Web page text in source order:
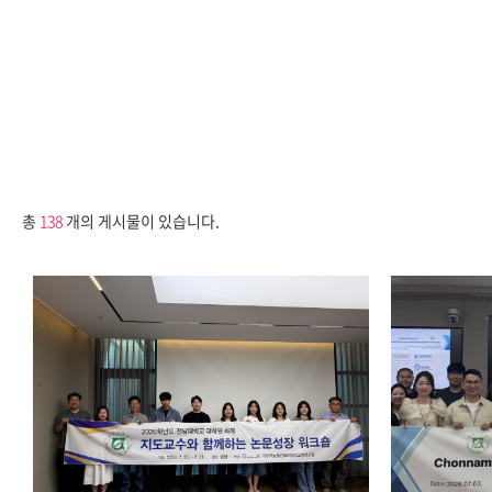
총 138 개의 게시물이 있습니다.